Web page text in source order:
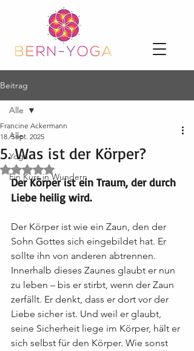
Beitrag
Alle
Yoga
Ein Kurs in Wundern
Alle
5. Was ist der Körper?
Francine Ackermann
18. Sept. 2025
Mit NaN von 5 Sternen bewertet.
Der Körper ist ein Traum, der durch
Liebe heilig wird.
Der Körper ist wie ein Zaun, den der
Sohn Gottes sich eingebildet hat. Er
sollte ihn von anderen abtrennen.
Innerhalb dieses Zaunes glaubt er nun
zu leben – bis er stirbt, wenn der Zaun
zerfällt. Er denkt, dass er dort vor der
Liebe sicher ist. Und weil er glaubt,
seine Sicherheit liege im Körper, hält er
sich selbst für den Körper. Wie sonst